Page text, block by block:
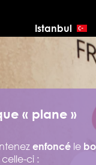
Istanbul